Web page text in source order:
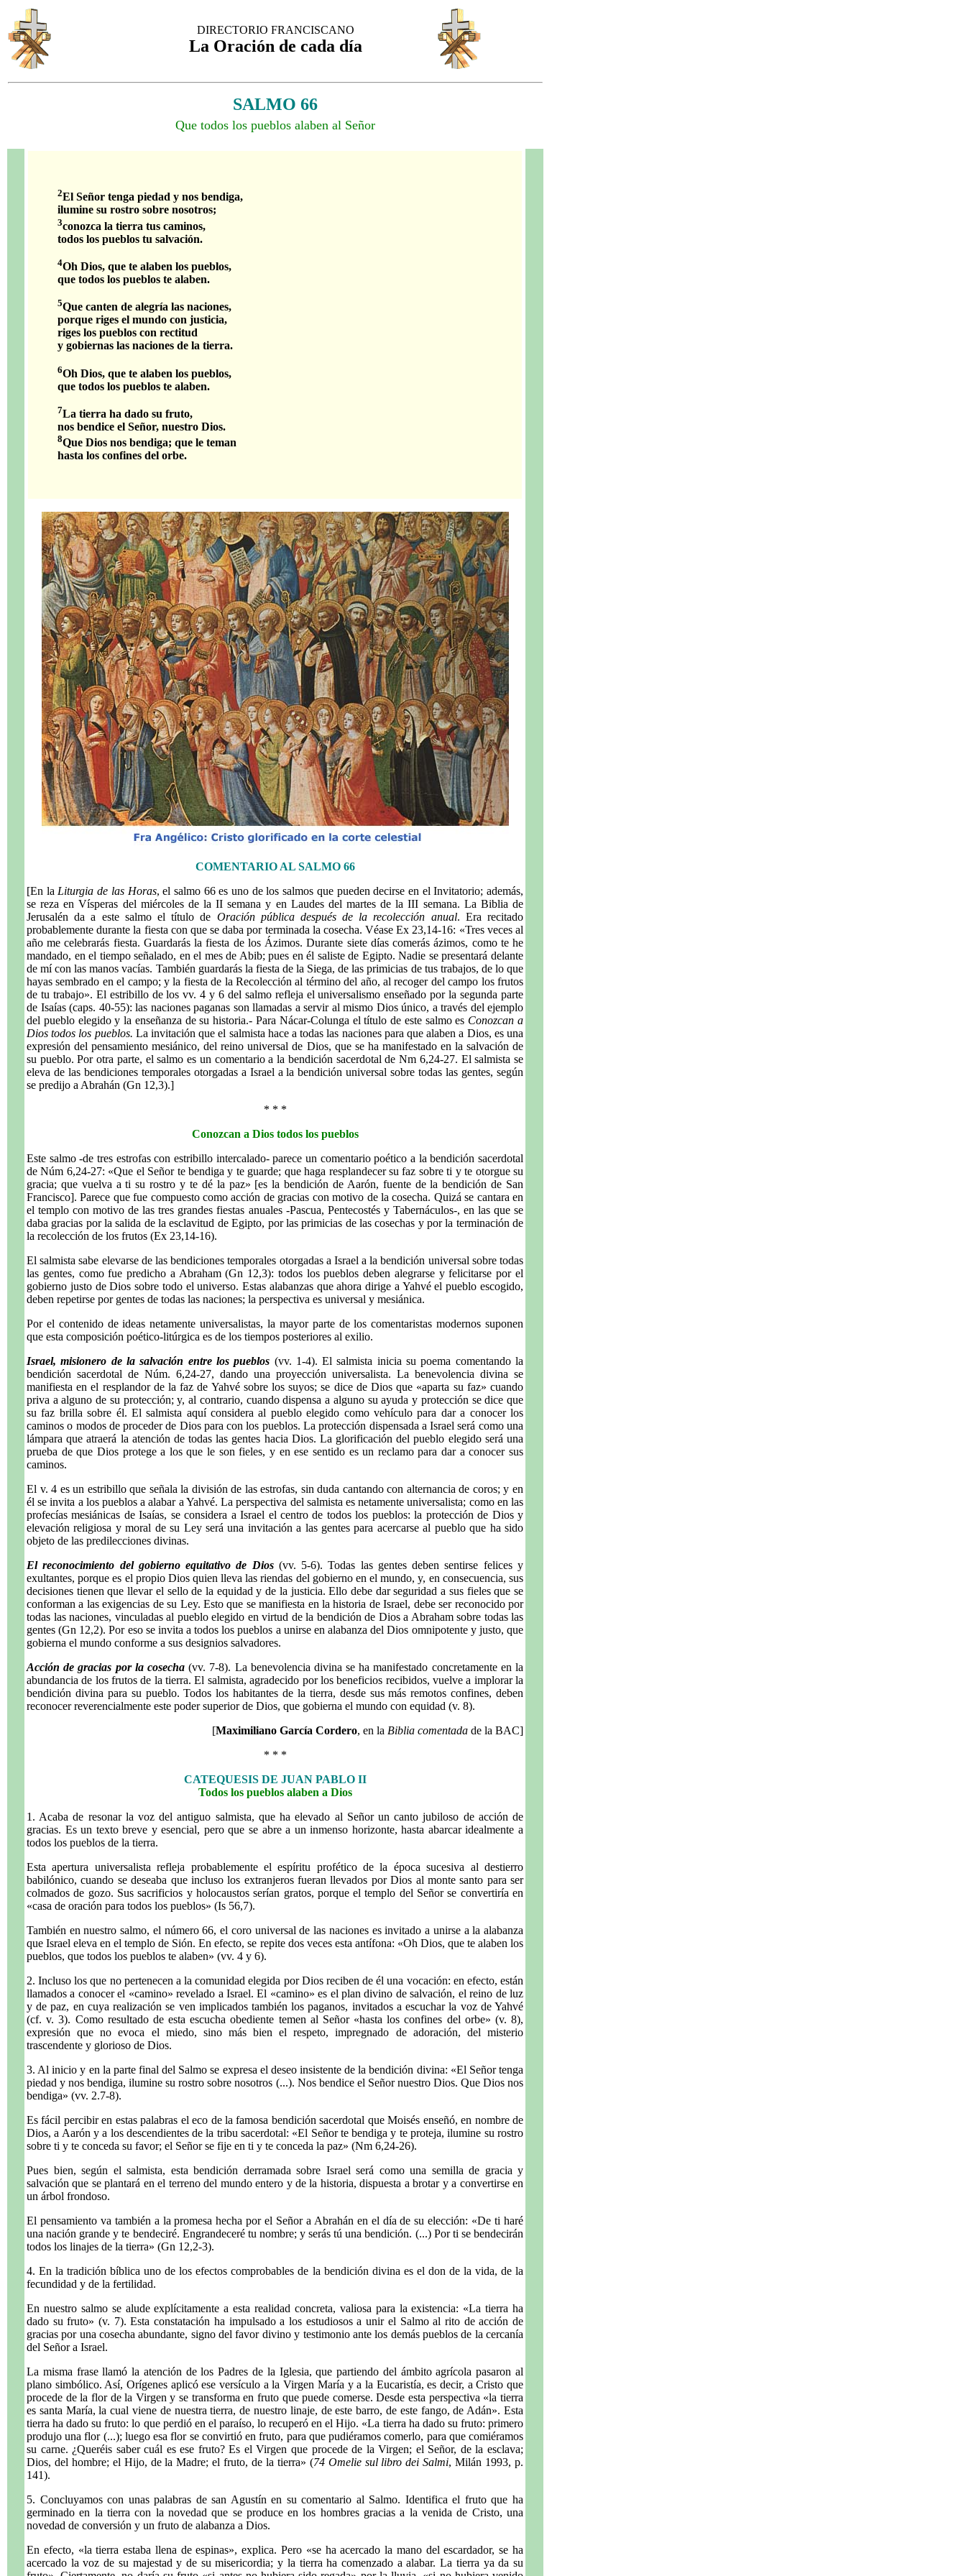
DIRECTORIO FRANCISCANO
La Oración de cada día
SALMO 66
Que todos los pueblos alaben al Señor
2El Señor tenga piedad y nos bendiga,
ilumine su rostro sobre nosotros;
3conozca la tierra tus caminos,
todos los pueblos tu salvación.
4Oh Dios, que te alaben los pueblos,
que todos los pueblos te alaben.
5Que canten de alegría las naciones,
porque riges el mundo con justicia,
riges los pueblos con rectitud
y gobiernas las naciones de la tierra.
6Oh Dios, que te alaben los pueblos,
que todos los pueblos te alaben.
7La tierra ha dado su fruto,
nos bendice el Señor, nuestro Dios.
8Que Dios nos bendiga; que le teman
hasta los confines del orbe.
COMENTARIO AL SALMO 66
[En la Liturgia de las Horas, el salmo 66 es uno de los salmos que pueden decirse en el Invitatorio; además,
se reza en Vísperas del miércoles de la II semana y en Laudes del martes de la III semana. La Biblia de
Jerusalén da a este salmo el título de Oración pública después de la recolección anual. Era recitado
probablemente durante la fiesta con que se daba por terminada la cosecha. Véase Ex 23,14-16: «Tres veces al
año me celebrarás fiesta. Guardarás la fiesta de los Ázimos. Durante siete días comerás ázimos, como te he
mandado, en el tiempo señalado, en el mes de Abib; pues en él saliste de Egipto. Nadie se presentará delante
de mí con las manos vacías. También guardarás la fiesta de la Siega, de las primicias de tus trabajos, de lo que
hayas sembrado en el campo; y la fiesta de la Recolección al término del año, al recoger del campo los frutos
de tu trabajo». El estribillo de los vv. 4 y 6 del salmo refleja el universalismo enseñado por la segunda parte
de Isaías (caps. 40-55): las naciones paganas son llamadas a servir al mismo Dios único, a través del ejemplo
del pueblo elegido y la enseñanza de su historia.- Para Nácar-Colunga el título de este salmo es Conozcan a
Dios todos los pueblos. La invitación que el salmista hace a todas las naciones para que alaben a Dios, es una
expresión del pensamiento mesiánico, del reino universal de Dios, que se ha manifestado en la salvación de
su pueblo. Por otra parte, el salmo es un comentario a la bendición sacerdotal de Nm 6,24-27. El salmista se
eleva de las bendiciones temporales otorgadas a Israel a la bendición universal sobre todas las gentes, según
se predijo a Abrahán (Gn 12,3).]
* * *
Conozcan a Dios todos los pueblos
Este salmo -de tres estrofas con estribillo intercalado- parece un comentario poético a la bendición sacerdotal
de Núm 6,24-27: «Que el Señor te bendiga y te guarde; que haga resplandecer su faz sobre ti y te otorgue su
gracia; que vuelva a ti su rostro y te dé la paz» [es la bendición de Aarón, fuente de la bendición de San
Francisco]. Parece que fue compuesto como acción de gracias con motivo de la cosecha. Quizá se cantara en
el templo con motivo de las tres grandes fiestas anuales -Pascua, Pentecostés y Tabernáculos-, en las que se
daba gracias por la salida de la esclavitud de Egipto, por las primicias de las cosechas y por la terminación de
la recolección de los frutos (Ex 23,14-16).
El salmista sabe elevarse de las bendiciones temporales otorgadas a Israel a la bendición universal sobre todas
las gentes, como fue predicho a Abraham (Gn 12,3): todos los pueblos deben alegrarse y felicitarse por el
gobierno justo de Dios sobre todo el universo. Estas alabanzas que ahora dirige a Yahvé el pueblo escogido,
deben repetirse por gentes de todas las naciones; la perspectiva es universal y mesiánica.
Por el contenido de ideas netamente universalistas, la mayor parte de los comentaristas modernos suponen
que esta composición poético-litúrgica es de los tiempos posteriores al exilio.
Israel, misionero de la salvación entre los pueblos (vv. 1-4). El salmista inicia su poema comentando la
bendición sacerdotal de Núm. 6,24-27, dando una proyección universalista. La benevolencia divina se
manifiesta en el resplandor de la faz de Yahvé sobre los suyos; se dice de Dios que «aparta su faz» cuando
priva a alguno de su protección; y, al contrario, cuando dispensa a alguno su ayuda y protección se dice que
su faz brilla sobre él. El salmista aquí considera al pueblo elegido como vehículo para dar a conocer los
caminos o modos de proceder de Dios para con los pueblos. La protección dispensada a Israel será como una
lámpara que atraerá la atención de todas las gentes hacia Dios. La glorificación del pueblo elegido será una
prueba de que Dios protege a los que le son fieles, y en ese sentido es un reclamo para dar a conocer sus
caminos.
El v. 4 es un estribillo que señala la división de las estrofas, sin duda cantando con alternancia de coros; y en
él se invita a los pueblos a alabar a Yahvé. La perspectiva del salmista es netamente universalista; como en las
profecías mesiánicas de Isaías, se considera a Israel el centro de todos los pueblos: la protección de Dios y
elevación religiosa y moral de su Ley será una invitación a las gentes para acercarse al pueblo que ha sido
objeto de las predilecciones divinas.
El reconocimiento del gobierno equitativo de Dios(vv. 5-6). Todas las gentes deben sentirse felices y
exultantes, porque es el propio Dios quien lleva las riendas del gobierno en el mundo, y, en consecuencia, sus
decisiones tienen que llevar el sello de la equidad y de la justicia. Ello debe dar seguridad a sus fieles que se
conforman a las exigencias de su Ley. Esto que se manifiesta en la historia de Israel, debe ser reconocido por
todas las naciones, vinculadas al pueblo elegido en virtud de la bendición de Dios a Abraham sobre todas las
gentes (Gn 12,2). Por eso se invita a todos los pueblos a unirse en alabanza del Dios omnipotente y justo, que
gobierna el mundo conforme a sus designios salvadores.
Acción de gracias por la cosecha(vv. 7-8). La benevolencia divina se ha manifestado concretamente en la
abundancia de los frutos de la tierra. El salmista, agradecido por los beneficios recibidos, vuelve a implorar la
bendición divina para su pueblo. Todos los habitantes de la tierra, desde sus más remotos confines, deben
reconocer reverencialmente este poder superior de Dios, que gobierna el mundo con equidad (v. 8).
[Maximiliano García Cordero, en la Biblia comentada de la BAC]
* * *
CATEQUESIS DE JUAN PABLO II
Todos los pueblos alaben a Dios
1. Acaba de resonar la voz del antiguo salmista, que ha elevado al Señor un canto jubiloso de acción de
gracias. Es un texto breve y esencial, pero que se abre a un inmenso horizonte, hasta abarcar idealmente a
todos los pueblos de la tierra.
Esta apertura universalista refleja probablemente el espíritu profético de la época sucesiva al destierro
babilónico, cuando se deseaba que incluso los extranjeros fueran llevados por Dios al monte santo para ser
colmados de gozo. Sus sacrificios y holocaustos serían gratos, porque el templo del Señor se convertiría en
«casa de oración para todos los pueblos» (Is 56,7).
También en nuestro salmo, el número 66, el coro universal de las naciones es invitado a unirse a la alabanza
que Israel eleva en el templo de Sión. En efecto, se repite dos veces esta antífona: «Oh Dios, que te alaben los
pueblos, que todos los pueblos te alaben» (vv. 4 y 6).
2. Incluso los que no pertenecen a la comunidad elegida por Dios reciben de él una vocación: en efecto, están
llamados a conocer el «camino» revelado a Israel. El «camino» es el plan divino de salvación, el reino de luz
y de paz, en cuya realización se ven implicados también los paganos, invitados a escuchar la voz de Yahvé
(cf. v. 3). Como resultado de esta escucha obediente temen al Señor «hasta los confines del orbe» (v. 8),
expresión que no evoca el miedo, sino más bien el respeto, impregnado de adoración, del misterio
trascendente y glorioso de Dios.
3. Al inicio y en la parte final del Salmo se expresa el deseo insistente de la bendición divina: «El Señor tenga
piedad y nos bendiga, ilumine su rostro sobre nosotros (...). Nos bendice el Señor nuestro Dios. Que Dios nos
bendiga» (vv. 2.7-8).
Es fácil percibir en estas palabras el eco de la famosa bendición sacerdotal que Moisés enseñó, en nombre de
Dios, a Aarón y a los descendientes de la tribu sacerdotal: «El Señor te bendiga y te proteja, ilumine su rostro
sobre ti y te conceda su favor; el Señor se fije en ti y te conceda la paz» (Nm 6,24-26).
Pues bien, según el salmista, esta bendición derramada sobre Israel será como una semilla de gracia y
salvación que se plantará en el terreno del mundo entero y de la historia, dispuesta a brotar y a convertirse en
un árbol frondoso.
El pensamiento va también a la promesa hecha por el Señor a Abrahán en el día de su elección: «De ti haré
una nación grande y te bendeciré. Engrandeceré tu nombre; y serás tú una bendición. (...) Por ti se bendecirán
todos los linajes de la tierra» (Gn 12,2-3).
4. En la tradición bíblica uno de los efectos comprobables de la bendición divina es el don de la vida, de la
fecundidad y de la fertilidad.
En nuestro salmo se alude explícitamente a esta realidad concreta, valiosa para la existencia: «La tierra ha
dado su fruto» (v. 7). Esta constatación ha impulsado a los estudiosos a unir el Salmo al rito de acción de
gracias por una cosecha abundante, signo del favor divino y testimonio ante los demás pueblos de la cercanía
del Señor a Israel.
La misma frase llamó la atención de los Padres de la Iglesia, que partiendo del ámbito agrícola pasaron al
plano simbólico. Así, Orígenes aplicó ese versículo a la Virgen María y a la Eucaristía, es decir, a Cristo que
procede de la flor de la Virgen y se transforma en fruto que puede comerse. Desde esta perspectiva «la tierra
es santa María, la cual viene de nuestra tierra, de nuestro linaje, de este barro, de este fango, de Adán». Esta
tierra ha dado su fruto: lo que perdió en el paraíso, lo recuperó en el Hijo. «La tierra ha dado su fruto: primero
produjo una flor (...); luego esa flor se convirtió en fruto, para que pudiéramos comerlo, para que comiéramos
su carne. ¿Queréis saber cuál es ese fruto? Es el Virgen que procede de la Virgen; el Señor, de la esclava;
Dios, del hombre; el Hijo, de la Madre; el fruto, de la tierra» (74 Omelie sul libro dei Salmi, Milán 1993, p.
141).
5. Concluyamos con unas palabras de san Agustín en su comentario al Salmo. Identifica el fruto que ha
germinado en la tierra con la novedad que se produce en los hombres gracias a la venida de Cristo, una
novedad de conversión y un fruto de alabanza a Dios.
En efecto, «la tierra estaba llena de espinas», explica. Pero «se ha acercado la mano del escardador, se ha
acercado la voz de su majestad y de su misericordia; y la tierra ha comenzado a alabar. La tierra ya da su